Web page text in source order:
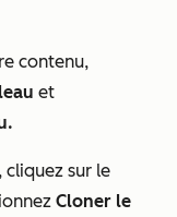
contenu,
et
cliquez sur le
Cloner le